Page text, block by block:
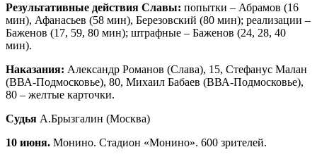
Результативные действия Славы: попытки – Абрамов (16
мин), Афанасьев (58 мин), Березовский (80 мин); реализации –
Баженов (17, 59, 80 мин); штрафные – Баженов (24, 28, 40
мин).
Наказания: Александр Романов (Слава), 15, Стефанус Малан
(ВВА-Подмосковье), 80, Михаил Бабаев (ВВА-Подмосковье),
80 – желтые карточки.
Судья А.Брызгалин (Москва)
10 июня. Монино. Стадион «Монино». 600 зрителей.